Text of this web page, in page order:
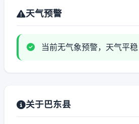
天气预警
当前无气象预警，天气平稳
关于巴东县